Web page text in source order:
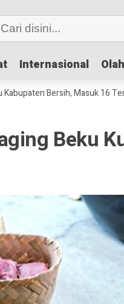
Internasional
Internasional
Bersih, Masuk 16 Terbaik
Beku